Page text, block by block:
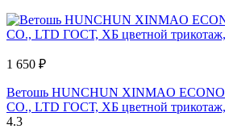
1 650 ₽
Ветошь HUNCHUN XINMAO
CO., LTD ГОСТ, ХБ цветной трикотаж,
4.3